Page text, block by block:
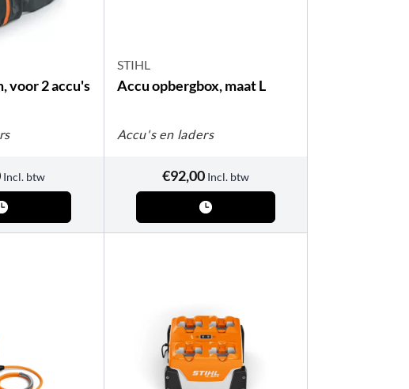
voor 2 accu's
Incl. btw
STIHL
Accu opbergbox, maat L
Accu's en laders
€92,00 Incl. btw